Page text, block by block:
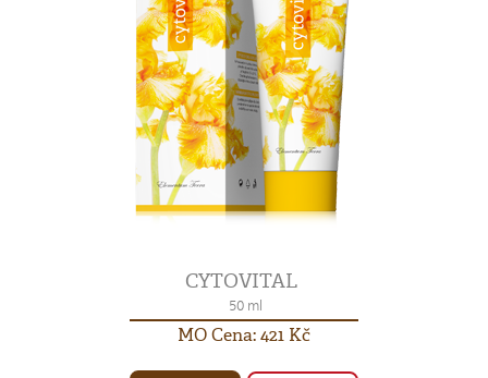
CYTOVITAL
50 ml
MO Cena: 421 Kč